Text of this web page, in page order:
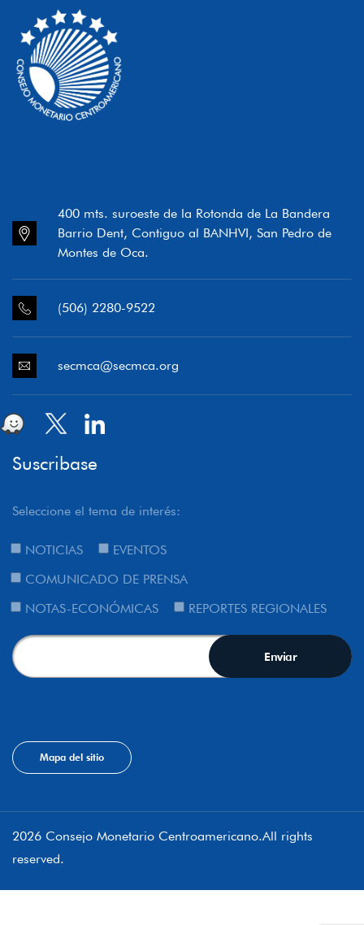
400 mts. suroeste de la Rotonda de La Bandera
Barrio Dent, Contiguo al BANHVI, San Pedro de
Montes de Oca.
(506) 2280-9522
secmca@secmca.org
Suscribase
Seleccione el tema de interés:
NOTICIAS
EVENTOS
COMUNICADO DE PRENSA
NOTAS-ECONÓMICAS
REPORTES REGIONALES
Mapa del sitio
2026 Consejo Monetario Centroamericano.All rights
reserved.